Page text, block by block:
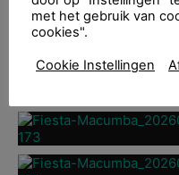
met het gebruik van
cookies".
Cookie Instellingen